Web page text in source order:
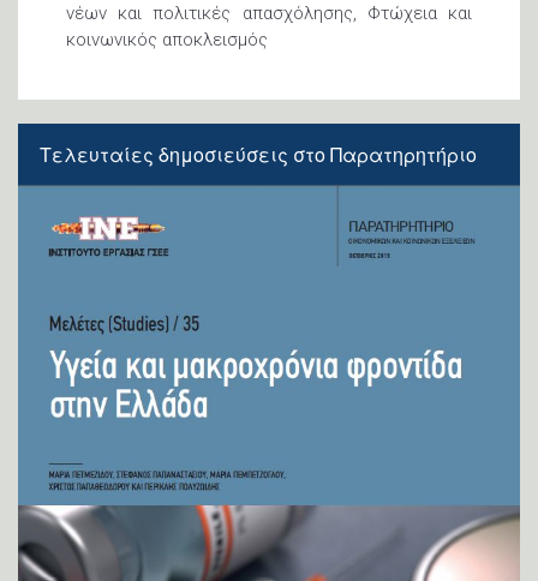
νέων και πολιτικές απασχόλησης, Φτώχεια και
κοινωνικός αποκλεισμός
Τελευταίες δημοσιεύσεις στο Παρατηρητήριο